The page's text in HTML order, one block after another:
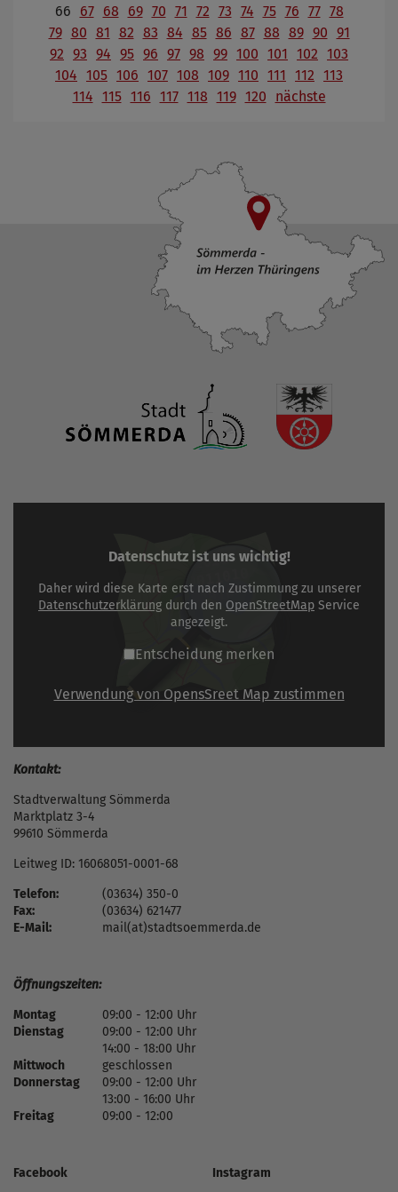
66
67 68 69 70 71 72 73 74 75 76 77 78
79 80 81 82 83 84 85 86 87 88 89 90 91
92 93 94 95 96 97 98 99 100 101 102 103
104 105 106 107 108 109 110 111 112 113
114 115 116 117 118 119 120 nächste
Datenschutz ist uns wichtig!
Daher wird diese Karte erst nach Zustimmung zu unserer
Datenschutzerklärung durch den OpenStreetMap Service
angezeigt.
Entscheidung merken
Verwendung von OpensSreet Map zustimmen
Kontakt:
Stadtverwaltung Sömmerda
Marktplatz 3-4
99610 Sömmerda
Leitweg ID: 16068051-0001-68
Telefon:
(03634) 350-0
Fax:
(03634) 621477
E-Mail:
mail(at)stadtsoemmerda.de
Öffnungszeiten:
Montag
09:00 - 12:00 Uhr
Dienstag
09:00 - 12:00 Uhr
14:00 - 18:00 Uhr
Mittwoch
geschlossen
Donnerstag
09:00 - 12:00 Uhr
13:00 - 16:00 Uhr
Freitag
09:00 - 12:00
Facebook Instagram